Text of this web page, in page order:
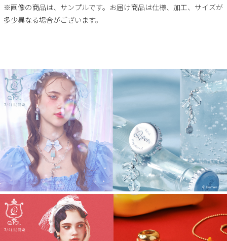
※画像の商品は、サンプルです。お届け商品は仕様、加工、サイズが
多少異なる場合がございます。